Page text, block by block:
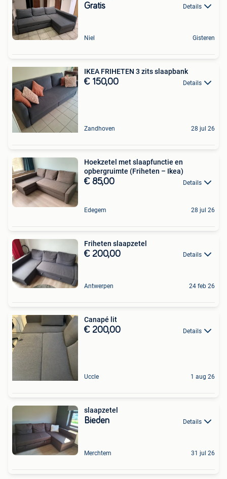
Gratis Details
Niel Gisteren
IKEA FRIHETEN 3 zits slaapbank
€ 150,00 Details
Zandhoven 28 jul 26
Hoekzetel met slaapfunctie en
opbergruimte (Friheten – Ikea)
€ 85,00 Details
Edegem 28 jul 26
Friheten slaapzetel
€ 200,00 Details
Antwerpen 24 feb 26
Canapé lit
€ 200,00 Details
Uccle 1 aug 26
slaapzetel
Bieden Details
Merchtem 31 jul 26